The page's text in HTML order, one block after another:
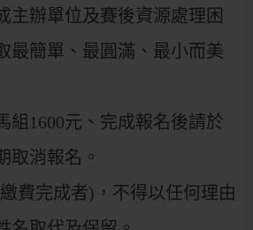
主辦單位及賽後資源處理困
最簡單、最圓滿、最小而美
組1600元、完成報名後請於
取消報名。
費完成者)，不得以任何理由